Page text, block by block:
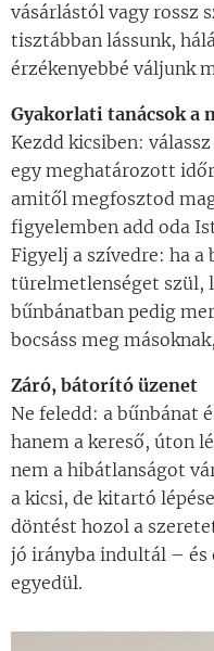
vásárlástól vagy rossz
tisztábban lássunk,
érzékenyebbé váljunk
Gyakorlati tanácsok a
Kezdd kicsiben:
egy meghatározott
amitől megfosztod
figyelemben add oda
Figyelj a szívedre: ha
türelmetlenséget szül,
bűnbánatban pedig
bocsáss meg
Záró, bátorító üzenet
Ne feledd: a bűnbánat
hanem a kereső, úton
nem a hibátlanságot
a kicsi, de kitartó
döntést hozol a
jó irányba indultál – és
egyedül.